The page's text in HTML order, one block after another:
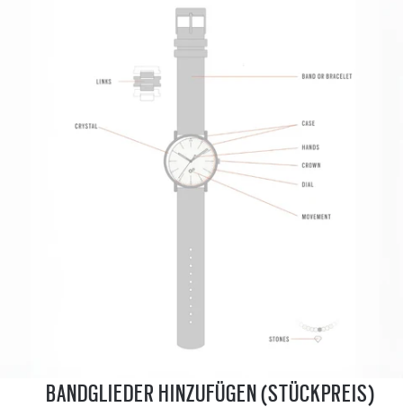
BANDGLIEDER HINZUFÜGEN (STÜCKPREIS)